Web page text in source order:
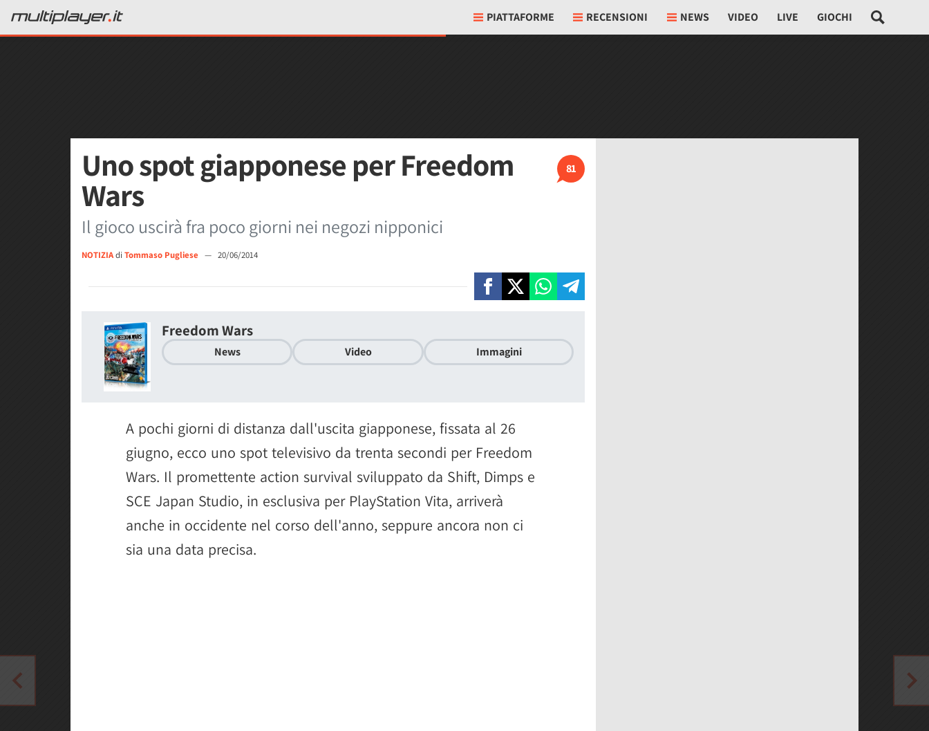
PIATTAFORME RECENSIONI NEWS VIDEO LIVE GIOCHI
81
Uno spot giapponese per Freedom
Wars
Il gioco uscirà fra poco giorni nei negozi nipponici
NOTIZIAdi Tommaso Pugliese — 20/06/2014
Freedom Wars
News Video Immagini
A pochi giorni di distanza dall'uscita giapponese, fissata al 26
giugno, ecco uno spot televisivo da trenta secondi per Freedom
Wars. Il promettente action survival sviluppato da Shift, Dimps e
SCE Japan Studio, in esclusiva per PlayStation Vita, arriverà
anche in occidente nel corso dell'anno, seppure ancora non ci
sia una data precisa.